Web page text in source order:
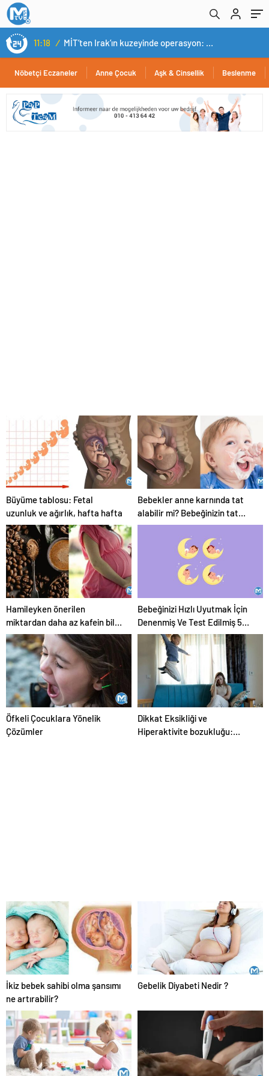
14:05 /
Nöbetçi Eczaneler Anne Çocuk Aşk & Cinsellik Beslenme
Büyüme tablosu: Fetal
uzunluk ve ağırlık, hafta hafta
Bebekler anne karnında tat
alabilir mi? Bebeğinizin tat
alma duyusu nasıl gelişir?
Hamileyken önerilen
miktardan daha az kafein bile
çocuğunuzun hayatını
etkileyebilir
Bebeğinizi Hızlı Uyutmak İçin
Denenmiş Ve Test Edilmiş 5
Yöntem
Öfkeli Çocuklara Yönelik
Çözümler
Dikkat Eksikliği ve
Hiperaktivite bozukluğu:
İkiz bebek sahibi olma şansımı
ne artırabilir?
Gebelik Diyabeti Nedir ?